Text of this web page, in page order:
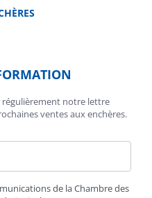
régulièrement notre lettre
ventes aux enchères.
de la Chambre des